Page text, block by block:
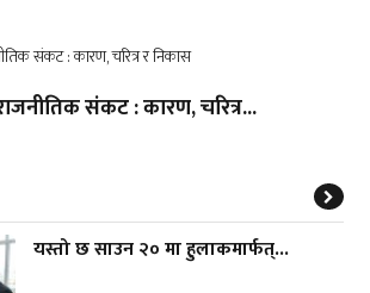
संकट : कारण, चरित्र...
यस्तो छ साउन २० मा हुलाकमार्फत्...